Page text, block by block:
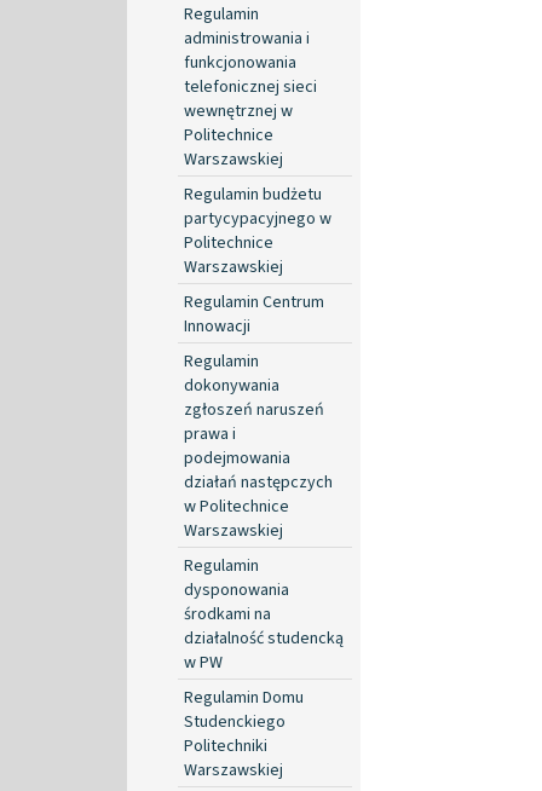
Regulamin
administrowania i
funkcjonowania
telefonicznej sieci
wewnętrznej w
Politechnice
Warszawskiej
Regulamin budżetu
partycypacyjnego w
Politechnice
Warszawskiej
Regulamin Centrum
Innowacji
Regulamin
dokonywania
zgłoszeń naruszeń
prawa i
podejmowania
działań następczych
w Politechnice
Warszawskiej
Regulamin
dysponowania
środkami na
działalność studencką
w PW
Regulamin Domu
Studenckiego
Politechniki
Warszawskiej